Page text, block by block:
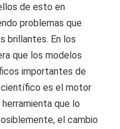
de esto en
problemas que
brillantes. En los
que los modelos
importantes de
científico es el motor
que lo
el cambio